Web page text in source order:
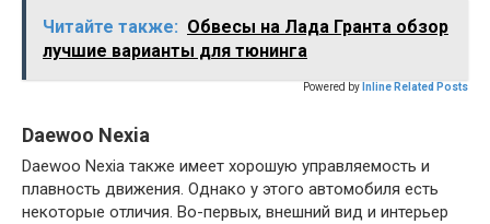
Читайте также: Обвесы на Лада Гранта обзор
лучшие варианты для тюнинга
Powered by Inline Related Posts
Daewoo Nexia
Daewoo Nexia также имеет хорошую управляемость и
плавность движения. Однако у этого автомобиля есть
некоторые отличия. Во-первых, внешний вид и интерьер